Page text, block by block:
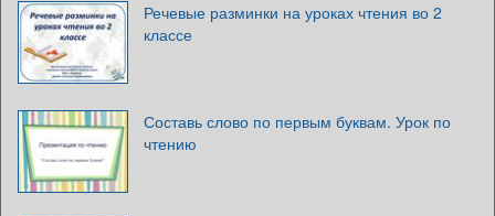
Речевые разминки на уроках чтения во 2
классе
Составь слово по первым буквам. Урок по
чтению